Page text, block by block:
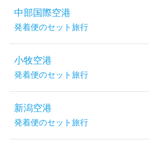
中部国際空港
発着便のセット旅行
小牧空港
発着便のセット旅行
新潟空港
発着便のセット旅行